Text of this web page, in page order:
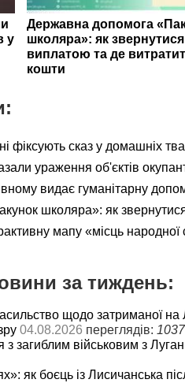
у
Державна допомога
школяра»: як
виплатою та де
кошти
фіксують сказ у домашніх
ураження об'єктів
видає гуманітарну
школяра»: як
мапу «місць
за тиждень:
щодо затриманої
04.08.2026 переглядів: 1037
з загиблим військовим з
як боєць із Лисичанська